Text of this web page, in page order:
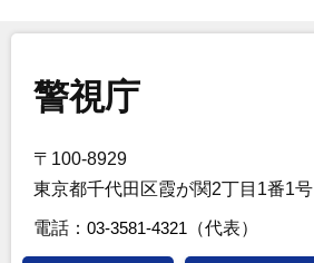
警視庁
〒100-8929
東京都千代田区霞が関2丁目1番1号
電話： 03-3581-4321 （代表）